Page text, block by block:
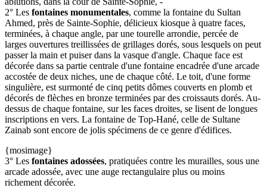
2° Les fontaines monumentales, comme la fontaine du Sultan
Ahmed, près de Sainte-Sophie, délicieux kiosque à quatre faces,
terminées, à chaque angle, par une tourelle arrondie, percée de
larges ouvertures treillissées de grillages dorés, sous lesquels on peut
passer la main et puiser dans la vasque d'angle. Chaque face est
décorée dans sa partie centrale d'une fontaine encadrée d'une arcade
accostée de deux niches, une de chaque côté. Le toit, d'une forme
singulière, est surmonté de cinq petits dômes couverts en plomb et
décorés de flèches en bronze terminées par des croissauts dorés. Au-
dessus de chaque fontaine, sur les faces droites, se lisent de longues
inscriptions en vers. La fontaine de Top-Hané, celle de Sultane
Zainab sont encore de jolis spécimens de ce genre d'édifices.
{mosimage}
3° Les fontaines adossées, pratiquées contre les murailles, sous une
arcade adossée, avec une auge rectangulaire plus ou moins
richement décorée.